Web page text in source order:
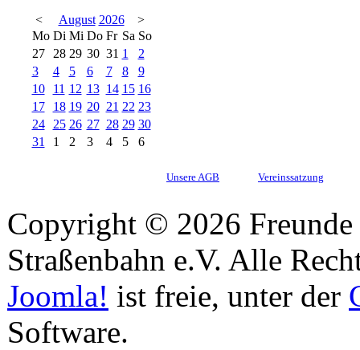
<
August 2026
>
Mo Di Mi Do Fr Sa So
27
28 29 30 31 1
2
3
4 5 6 7 8
9
10
11 12 13 14 15 16
17
18 19 20 21 22 23
24
25 26 27 28 29 30
31
1 2 3 4 5 6
Unsere AGB Vereinssatzung
Copyright © 2026
Straßenbahn e.V. Alle
Joomla! ist freie, unter der
Software.